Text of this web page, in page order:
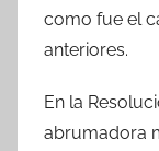
como fue el
anteriores.
En la
abrumadora